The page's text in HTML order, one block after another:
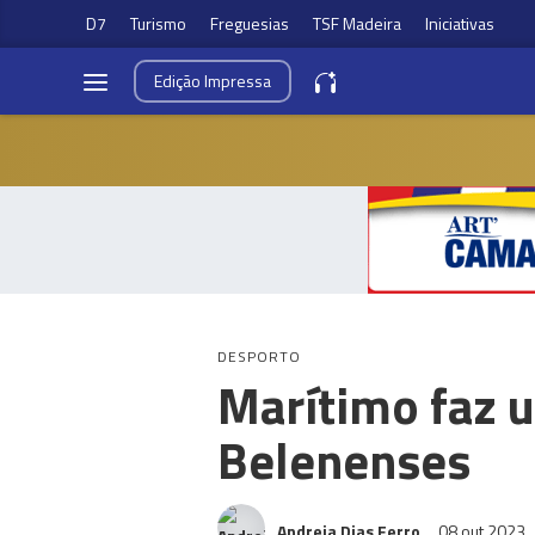
D7 Turismo Freguesias TSF Madeira Iniciativas
EdiçãoImpressa
DESPORTO
Marítimo faz
Belenenses